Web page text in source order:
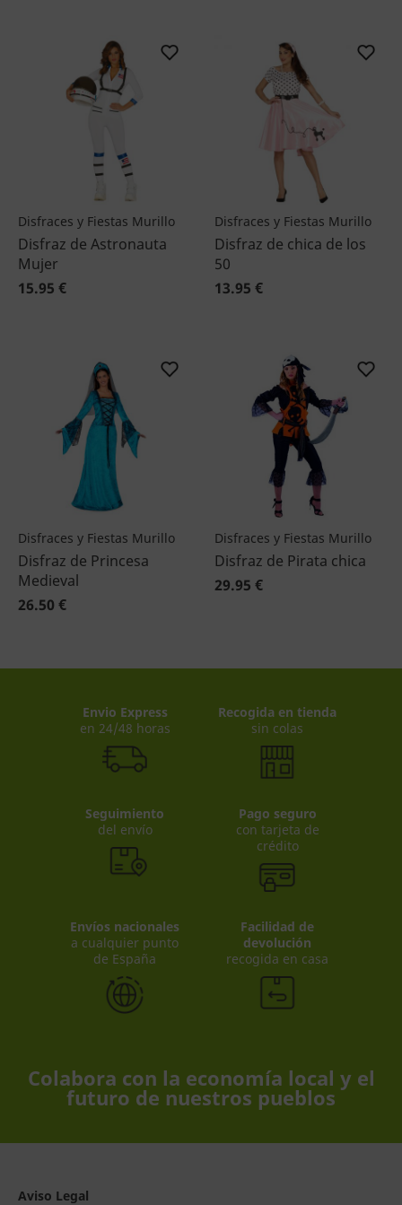
Disfraces y Fiestas Murillo
Disfraz de Astronauta
Mujer
15.95 €
Disfraces y Fiestas Murillo
Disfraz de chica de los
50
13.95 €
Disfraces y Fiestas Murillo
Disfraz de Princesa
Medieval
26.50 €
Disfraces y Fiestas Murillo
Disfraz de Pirata chica
29.95 €
Envio Express
en 24/48 horas
Recogida en tienda
sin colas
Seguimiento
del envío
Pago seguro
con tarjeta de
crédito
Envíos nacionales
a cualquier punto
de España
Facilidad de
devolución
recogida en casa
Colabora con la economía local y el
futuro de nuestros pueblos
Aviso Legal